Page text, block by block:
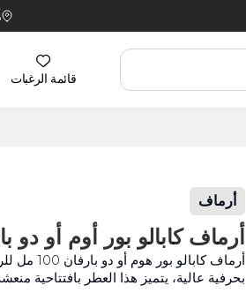
قائمة الرغبات
أرماف
أرماف كابالو بور أوم أو دو بارفان 100
أرماف
بحرفية عالية، يتميز هذا العطر بافتتاحية